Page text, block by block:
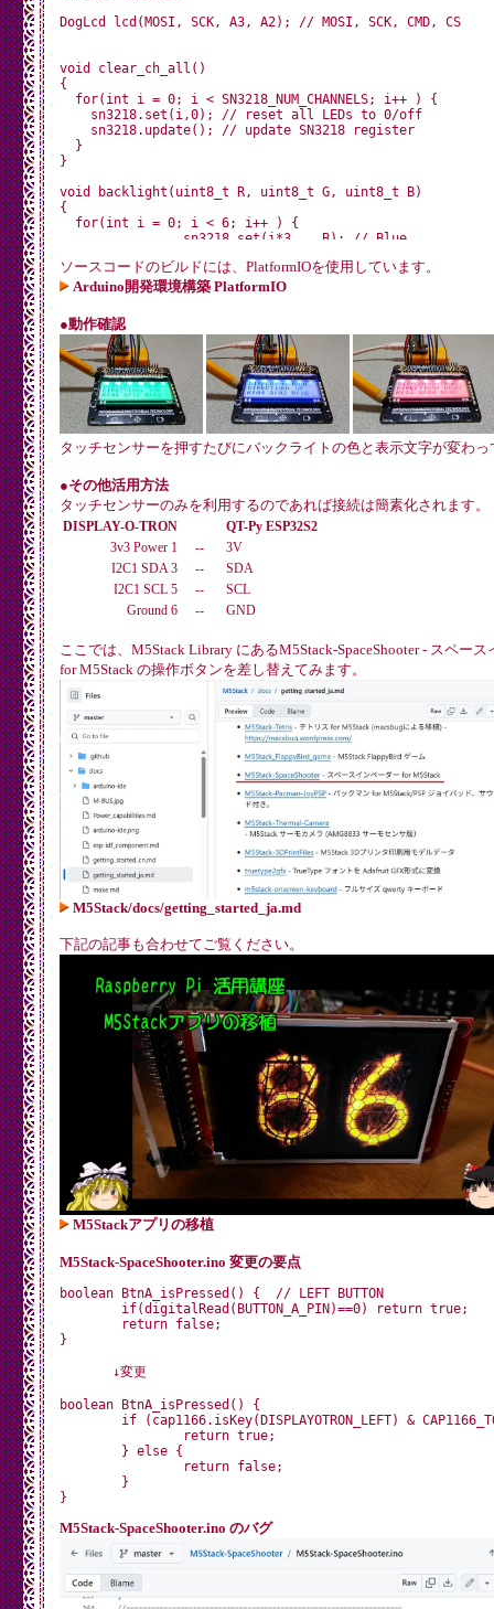
DogLcd lcd(MOSI, SCK, A3, A2); // MOSI, SCK, CMD, CS
void clear_ch_all()
{
  for(int i = 0; i < SN3218_NUM_CHANNELS; i++ ) {
    sn3218.set(i,0); // reset all LEDs to 0/off
    sn3218.update(); // update SN3218 register
  }
}
void backlight(uint8_t R, uint8_t G, uint8_t B)
{
  for(int i = 0; i < 6; i++ ) {
		sn3218.set(i*3+2, R); // Red
	}
void setup()
{
	Wire.begin();
	lcd.begin(DOG_LCD_M163, 0x28, DOG_LCD_VCC_3V3); // set LCD type and default contrast
	sn3218.begin(); // start sn3218 register access
	sn3218.enable_leds(SN3218_CH_ALL); // enable all channels for access
	clear_ch_all();
	cap1166.begin(&Wire);
	lcd.noCursor();
}
void loop()
		lcd.setCursor(0, 0);
		lcd.print("DISPLAY-O-TRON");
		lcd.print("DIRECTION: TOP");
		lcd.setCursor(0, 2);
		lcd.print("R:04 G:16 B:02");
	if (cap1166.isKey(DISPLAYOTRON_UP) == (CAP1166_CHANGED | CAP1166_TOUCHED)) {
		backlight(0x04,0x02,0x16);
		lcd.setCursor(0, 0);
		lcd.print("DISPLAY-O-TRON");
		lcd.setCursor(0, 1);
		lcd.print("DIRECTION: UP");
		lcd.setCursor(0, 2);
		lcd.print("R:04 G:02 B:16");
	}
	if (cap1166.isKey(DISPLAYOTRON_DOWN) == (CAP1166_CHANGED | CAP1166_TOUCHED)) {
		backlight(0x16,0x04,0x02);
		lcd.print("DISPLAY-O-TRON");
		lcd.setCursor(0, 1);
		lcd.print("DIRECTION: DOWN");
		lcd.setCursor(0, 2);
		lcd.print("R:16 G:04 B:02");
		backlight(0x16,0x02,0x04);
		lcd.setCursor(0, 0);
		lcd.print("DISPLAY-O-TRON");
		lcd.setCursor(0, 1);
		lcd.print("DIRECTION: LEFT");
		lcd.setCursor(0, 2);
		lcd.print("R:16 G:02 B:04");
	}
		backlight(0x02,0x16,0x04);
		lcd.setCursor(0, 0);
		lcd.print("DISPLAY-O-TRON");
		lcd.setCursor(0, 1);
		lcd.print("DIRECTION: CENTER");
		lcd.setCursor(0, 2);
	}
	if (cap1166.isKey(DISPLAYOTRON_RIGHT) == (CAP1166_CHANGED | CAP1166_TOUCHED)) {
		backlight(0x02,0x04,0x16);
		lcd.setCursor(0, 0);
		lcd.print("DISPLAY-O-TRON");
		lcd.setCursor(0, 1);
		lcd.print("DIRECTION: RIGHT");
		lcd.setCursor(0, 2);
		lcd.print("R:02 G:04 B:16");
	}
	delay(1000);
ソースコードのビルドには、PlatformIOを使用しています。
Arduino開発環境構築 PlatformIO
●動作確認
タッチセンサーを押すたびにバックライトの色と表示文字が変わっ
●その他活用方法
タッチセンサーのみを利用するのであれば接続は簡素化されます。
DISPLAY-O-TRON
QT-Py ESP32S2
3v3 Power 1
--
3V
I2C1 SDA 3
--
SDA
I2C1 SCL 5
--
SCL
Ground 6
-- GND
ここでは、M5Stack Library にあるM5Stack-SpaceShooter - スペー
for M5Stack の操作ボタンを差し替えてみます。
M5Stack/docs/getting_started_ja.md
下記の記事も合わせてご覧ください。
M5Stackアプリの移植
M5Stack-SpaceShooter.ino 変更の要点
boolean BtnA_isPressed() {  // LEFT BUTTON
}
↓変更
boolean BtnA_isPressed() {
M5Stack-SpaceShooter.ino のバグ